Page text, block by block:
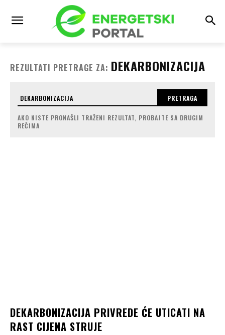
REZULTATI PRETRAGE ZA: DEKARBONIZACIJA
PRETRAGA
AKO NISTE PRONAŠLI TRAŽENI REZULTAT, PROBAJTE SA DRUGIM
REČIMA
DEKARBONIZACIJA PRIVREDE ĆE UTICATI NA
RAST CIJENA STRUJE